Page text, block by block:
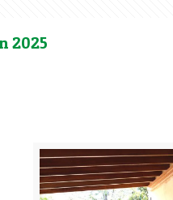
2025